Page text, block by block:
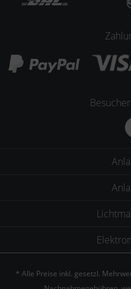
* Alle Preise inkl. gesetzl.